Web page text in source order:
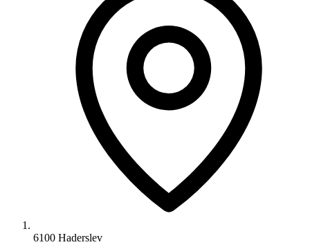
6100 Haderslev